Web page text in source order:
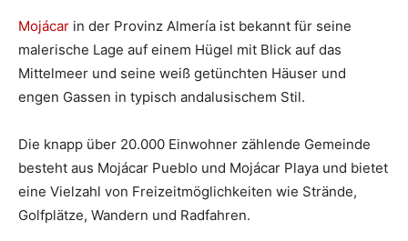
Mojácar in der Provinz Almería ist bekannt für seine
malerische Lage auf einem Hügel mit Blick auf das
Mittelmeer und seine weiß getünchten Häuser und
engen Gassen in typisch andalusischem Stil.
Die knapp über 20.000 Einwohner zählende Gemeinde
besteht aus Mojácar Pueblo und Mojácar Playa und bietet
eine Vielzahl von Freizeitmöglichkeiten wie Strände,
Golfplätze, Wandern und Radfahren.